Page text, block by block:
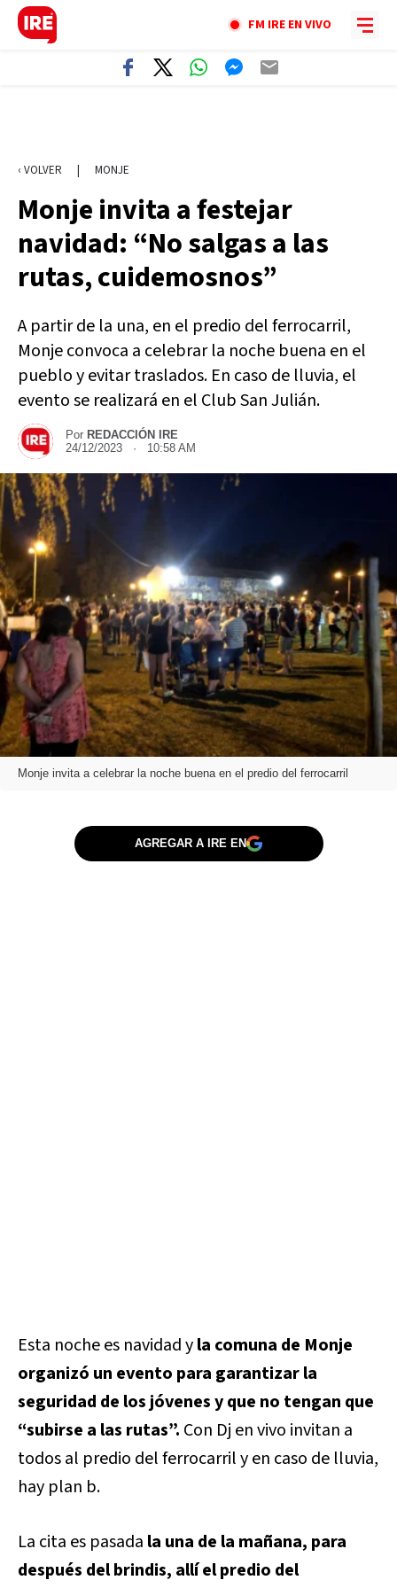
FM IRE EN VIVO
‹ VOLVER | MONJE
Monje invita a festejar
navidad: “No salgas a las
rutas, cuidemosnos”
A partir de la una, en el predio del ferrocarril,
Monje convoca a celebrar la noche buena en el
pueblo y evitar traslados. En caso de lluvia, el
evento se realizará en el Club San Julián.
Por REDACCIÓN IRE
24/12/2023 · 10:58 AM
Monje invita a celebrar la noche buena en el predio del ferrocarril
AGREGAR A IRE EN
Esta noche es navidad yla comuna de Monje
organizó un evento para garantizar la
seguridad de los jóvenes y que no tengan que
“subirse a las rutas”. Con Dj en vivo invitan a
todos al predio del ferrocarril y en caso de lluvia,
hay plan b.
La cita es pasada la una de la mañana, para
después del brindis, allí el predio del